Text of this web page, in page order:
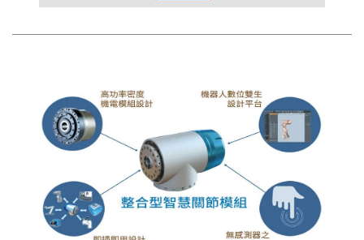
高。在在顯示臺灣科研實力深厚扎實，才能在國